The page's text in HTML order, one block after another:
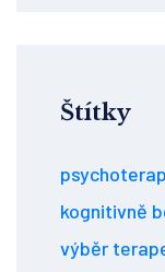
Štítky
kognitivně
výběr